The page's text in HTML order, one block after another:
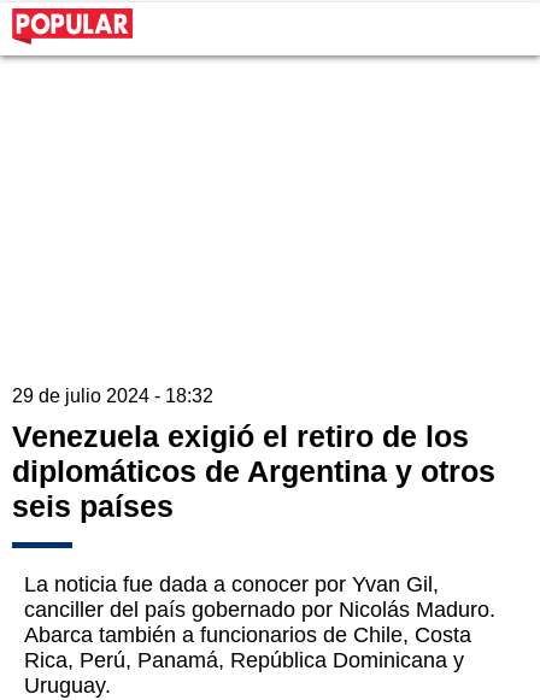
29 de julio 2024 - 18:32
Venezuela exigió el retiro de los
diplomáticos de Argentina y otros
seis países
La noticia fue dada a conocer por Yvan Gil,
canciller del país gobernado por Nicolás Maduro.
Abarca también a funcionarios de Chile, Costa
Rica, Perú, Panamá, República Dominicana y
Uruguay.